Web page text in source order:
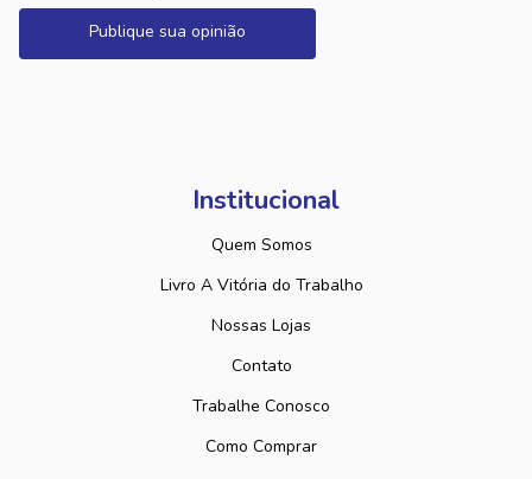
Publique sua opinião
Institucional
Quem Somos
Livro A Vitória do Trabalho
Nossas Lojas
Contato
Trabalhe Conosco
Como Comprar